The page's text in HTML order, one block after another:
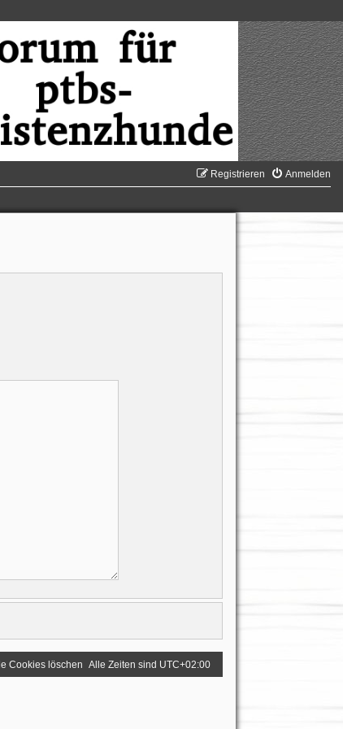
Anmelden
Registrieren
Alle Zeiten sind UTC+02:00
Cookies löschen